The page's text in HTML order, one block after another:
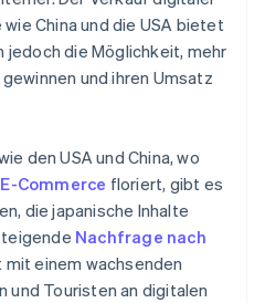
China und die USA bietet
jedoch die Möglichkeit, mehr
und ihren Umsatz
den USA und China, wo
Commerce floriert, gibt es
die japanische Inhalte
Nachfrage nach
mit einem wachsenden
und Touristen an digitalen